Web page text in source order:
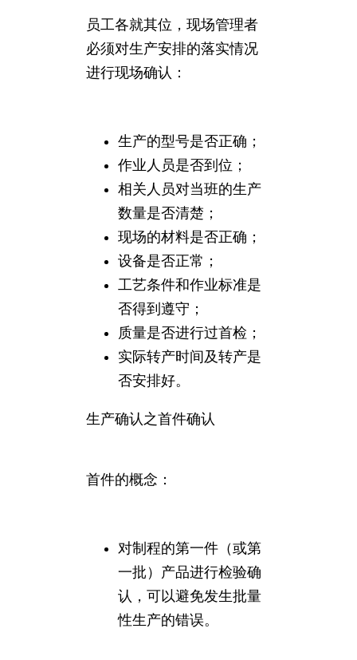
员工各就其位，现场管理者
必须对生产安排的落实情况
进行现场确认：
生产的型号是否正确；
作业人员是否到位；
相关人员对当班的生产
数量是否清楚；
现场的材料是否正确；
设备是否正常；
工艺条件和作业标准是
否得到遵守；
质量是否进行过首检；
实际转产时间及转产是
否安排好。
生产确认之首件确认
首件的概念：
对制程的第一件（或第
一批）产品进行检验确
认，可以避免发生批量
性生产的错误。